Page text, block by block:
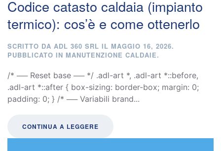
Codice catasto caldaia (impianto
termico): cos’è e come ottenerlo
SCRITTO DA ADL 360 SRL IL MAGGIO 16, 2026.
PUBBLICATO IN MANUTENZIONE CALDAIE.
/* ── Reset base ── */ .adl-art *, .adl-art *::before,
.adl-art *::after { box-sizing: border-box; margin: 0;
padding: 0; } /* ── Variabili brand...
CONTINUA A LEGGERE